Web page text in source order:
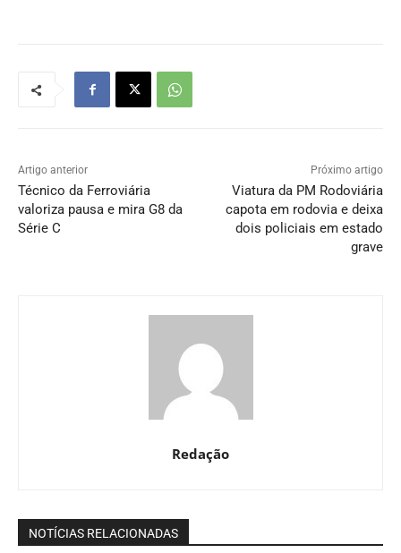
Artigo anterior
Técnico da Ferroviária
valoriza pausa e mira G8 da
Série C
Próximo artigo
Viatura da PM Rodoviária
capota em rodovia e deixa
dois policiais em estado
grave
Redação
NOTÍCIAS RELACIONADAS